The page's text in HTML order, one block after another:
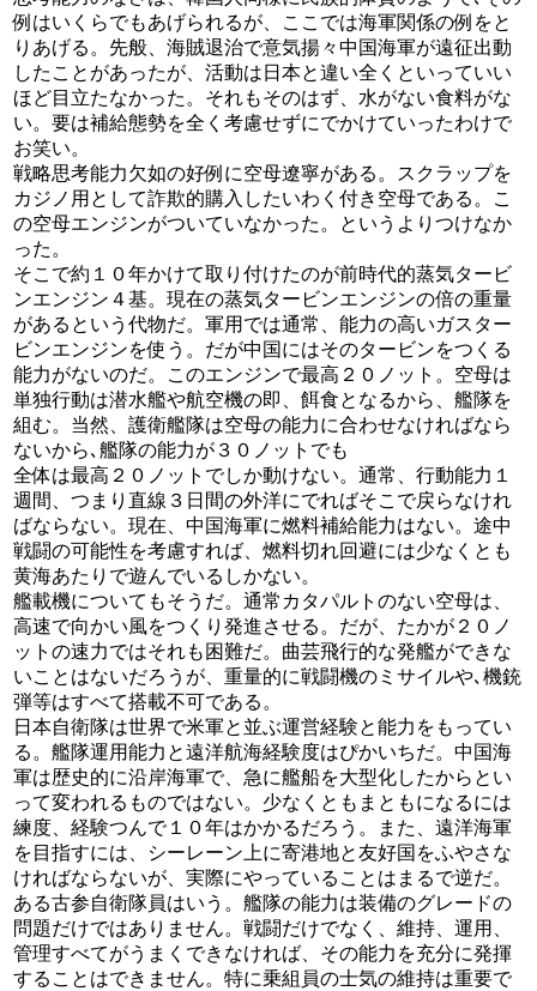
例はいくらでもあげられるが、ここでは海軍関係の例をと
りあげる。先般、海賊退治で意気揚々中国海軍が遠征出動
したことがあったが、活動は日本と違い全くといっていい
ほど目立たなかった。それもそのはず、水がない食料がな
い。要は補給態勢を全く考慮せずにでかけていったわけで
お笑い。
戦略思考能力欠如の好例に空母遼寧がある。スクラップを
カジノ用として詐欺的購入したいわく付き空母である。こ
の空母エンジンがついていなかった。というよりつけなか
った。
そこで約１０年かけて取り付けたのが前時代的蒸気タービ
ンエンジン４基。現在の蒸気タービンエンジンの倍の重量
があるという代物だ。軍用では通常、能力の高いガスター
ビンエンジンを使う。だが中国にはそのタービンをつくる
能力がないのだ。このエンジンで最高２０ノット。空母は
単独行動は潜水艦や航空機の即、餌食となるから、艦隊を
組む。当然、護衛艦隊は空母の能力に合わせなければなら
ないから､艦隊の能力が３０ノットでも
全体は最高２０ノットでしか動けない。通常、行動能力１
週間、つまり直線３日間の外洋にでればそこで戻らなけれ
ばならない。現在、中国海軍に燃料補給能力はない。途中
戦闘の可能性を考慮すれば、燃料切れ回避には少なくとも
黄海あたりで遊んでいるしかない。
艦載機についてもそうだ。通常カタパルトのない空母は、
高速で向かい風をつくり発進させる。だが、たかが２０ノ
ットの速力ではそれも困難だ。曲芸飛行的な発艦ができな
いことはないだろうが、重量的に戦闘機のミサイルや､機銃
弾等はすべて搭載不可である。
日本自衛隊は世界で米軍と並ぶ運営経験と能力をもってい
る。艦隊運用能力と遠洋航海経験度はぴかいちだ。中国海
軍は歴史的に沿岸海軍で、急に艦船を大型化したからとい
って変われるものではない。少なくともまともになるには
練度、経験つんで１０年はかかるだろう。また、遠洋海軍
を目指すには、シーレーン上に寄港地と友好国をふやさな
ければならないが、実際にやっていることはまるで逆だ。
ある古参自衛隊員はいう。艦隊の能力は装備のグレードの
問題だけではありません。戦闘だけでなく、維持、運用、
管理すべてがうまくできなければ、その能力を充分に発揮
することはできません。特に乗組員の士気の維持は重要で